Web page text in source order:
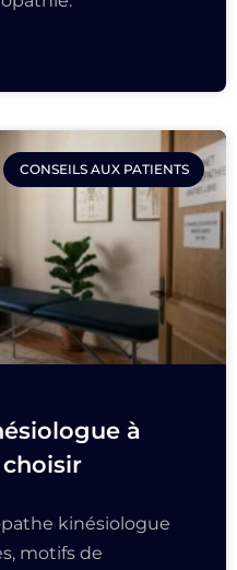
CONSEILS AUX PATIENTS
à
kinésiologue
motifs de